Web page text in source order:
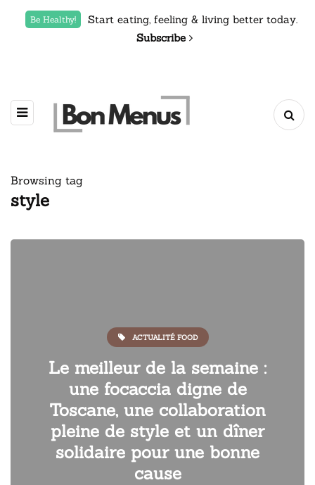
Be Healthy!
Start eating, feeling & living better today.
Subscribe
Browsing tag
style
ACTUALITÉ FOOD
Le meilleur de la semaine :
une focaccia digne de
Toscane, une collaboration
pleine de style et un dîner
solidaire pour une bonne
cause